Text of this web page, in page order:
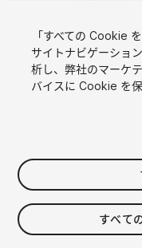
$20
消費税は決済時に計算さ
「すべての Cookie
サイトナビゲーショ
析し、弊社のマーケ
バイスに Cookie を
すべて